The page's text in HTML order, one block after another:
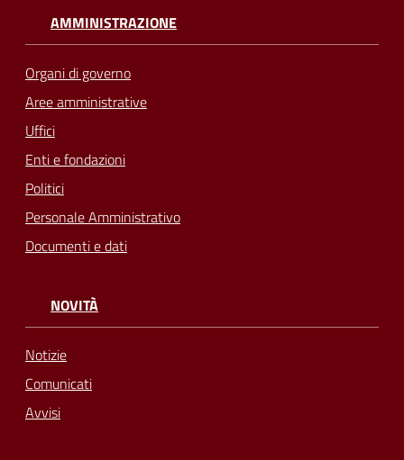
AMMINISTRAZIONE
Organi di governo
Aree amministrative
Uffici
Enti e fondazioni
Politici
Personale Amministrativo
Documenti e dati
NOVITÀ
Notizie
Comunicati
Avvisi